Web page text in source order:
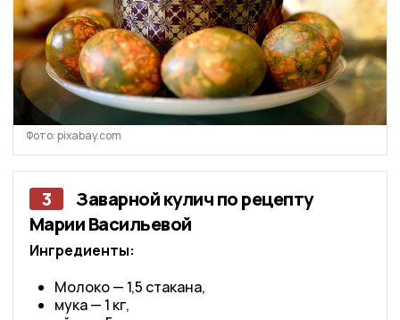
Фото: pixabay.com
3
Заварной кулич по рецепту
Марии Васильевой
Ингредиенты:
Молоко — 1,5 стакана,
мука — 1 кг,